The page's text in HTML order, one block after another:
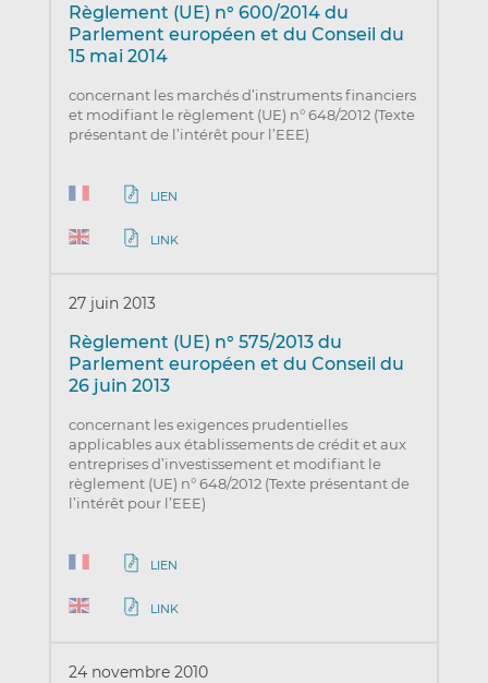
Règlement (UE) n° 600/2014 du
Parlement européen et du Conseil du
15 mai 2014
concernant les marchés d’instruments financiers
et modifiant le règlement (UE) n° 648/2012 (Texte
présentant de l’intérêt pour l’EEE)
LIEN
LINK
27 juin 2013
Règlement (UE) n° 575/2013 du
Parlement européen et du Conseil du
26 juin 2013
concernant les exigences prudentielles
applicables aux établissements de crédit et aux
entreprises d’investissement et modifiant le
règlement (UE) n° 648/2012 (Texte présentant de
l’intérêt pour l’EEE)
LIEN
LINK
24 novembre 2010